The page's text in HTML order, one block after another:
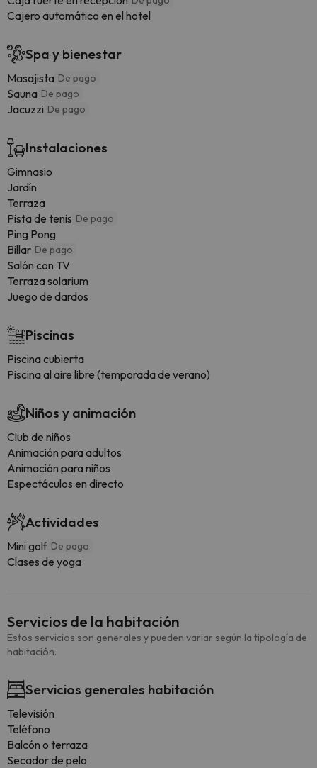
Cajero automático en el hotel
Spa y bienestar
Masajista De pago
Sauna De pago
Jacuzzi De pago
Instalaciones
Gimnasio
Jardín
Terraza
Pista de tenis De pago
Ping Pong
Billar De pago
Salón con TV
Terraza solarium
Juego de dardos
Piscinas
Piscina cubierta
Piscina al aire libre (temporada de verano)
Niños y animación
Club de niños
Animación para adultos
Animación para niños
Espectáculos en directo
Actividades
Mini golf De pago
Clases de yoga
Servicios de la habitación
Estos servicios son generales y pueden variar según la tipología de
habitación.
Servicios generales habitación
Televisión
Teléfono
Balcón o terraza
Secador de pelo